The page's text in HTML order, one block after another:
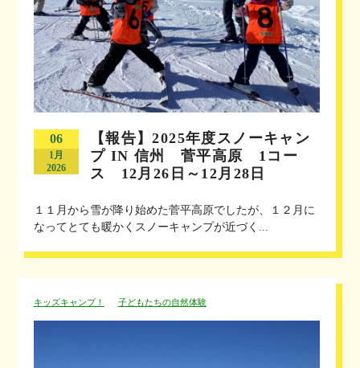
06
1月
2026
【報告】2025年度スノーキャン
プ IN 信州 菅平高原 1コー
ス 12月26日～12月28日
１１月から雪が降り始めた菅平高原でしたが、１２月に
なってとても暖かくスノーキャンプが近づく...
キッズキャンプ！ 子どもたちの自然体験